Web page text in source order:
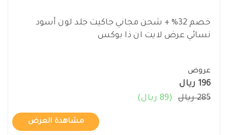
خصم 32% + شحن مجاني جاكيت جلد لون أسود
نسائي عرض لايت ان ذا بوكس
عروض
196 ريال
285 ريال
(89 ريال)
مشاهدة العرض